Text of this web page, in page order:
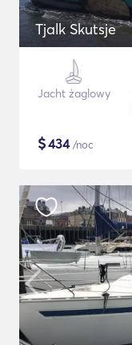
Tjalk Skutsje
Jacht żaglowy
$434/noc